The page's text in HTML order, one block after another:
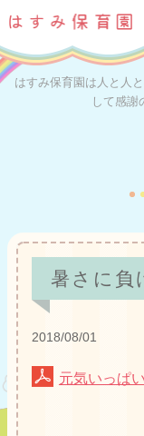
はすみ保育園は人と人
して感謝
暑さに負
2018/08/01
元気いっぱ